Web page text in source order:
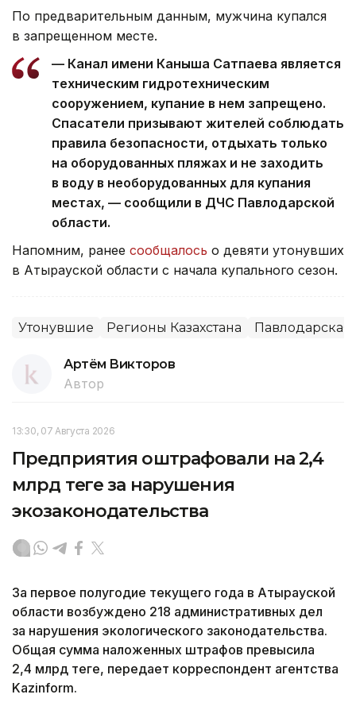
По предварительным данным, мужчина купался
в запрещенном месте.
— Канал имени Каныша Сатпаева является
техническим гидротехническим
сооружением, купание в нем запрещено.
Спасатели призывают жителей соблюдать
правила безопасности, отдыхать только
на оборудованных пляжах и не заходить
в воду в необорудованных для купания
местах, — сообщили в ДЧС Павлодарской
области.
Напомним, ранее сообщалось о девяти утонувших
в Атырауской области с начала купального сезон.
Утонувшие Регионы Казахстана Павлодарская
Артём Викторов
Автор
13:30, 07 Августа 2026
Предприятия оштрафовали на 2,4
млрд теңге за нарушения
экозаконодательства
За первое полугодие текущего года в Атырауской
области возбуждено 218 административных дел
за нарушения экологического законодательства.
Общая сумма наложенных штрафов превысила
2,4 млрд теңге, передает корреспондент агентства
Kazinform.